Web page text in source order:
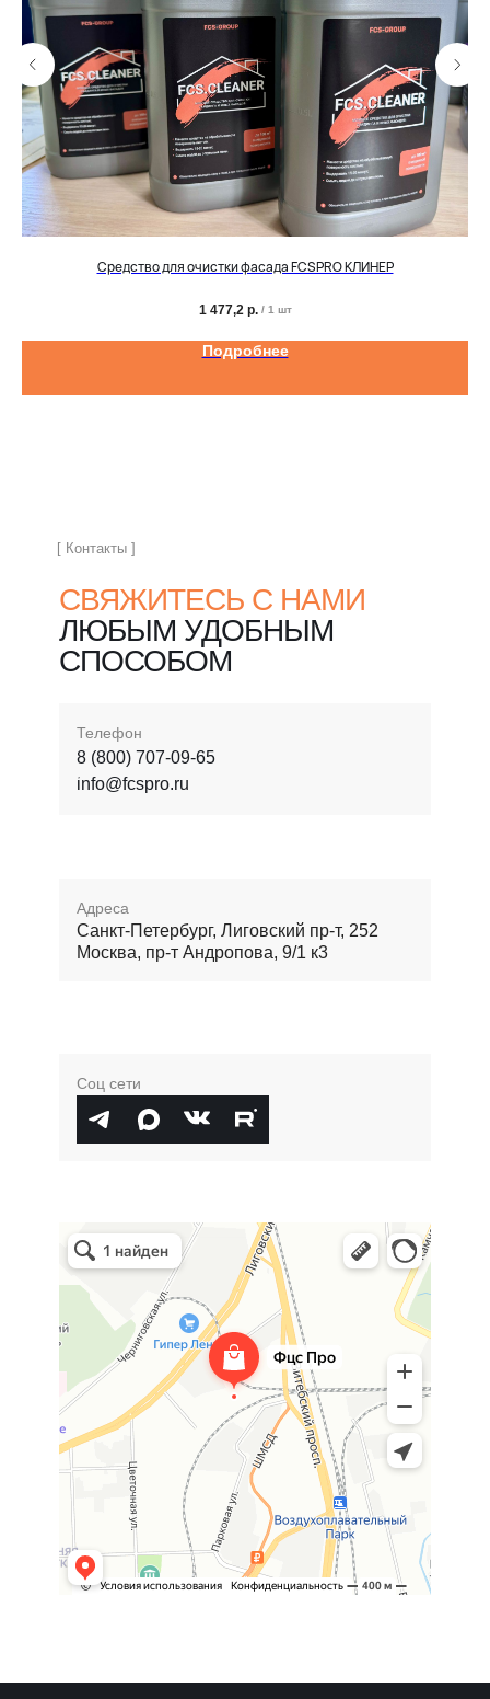
Средство для очистки фасада FCSPRO КЛИНЕР
1 477,2 р. / 1 шт
Подробнее
Соц сети
Адреса
Санкт-Петербург, Лиговский пр-т, 252
Москва, пр-т Андропова, 9/1 к3
Телефон
8 (800) 707-09-65
info@fcspro.ru
СВЯЖИТЕСЬ С НАМИ
ЛЮБЫМ УДОБНЫМ
СПОСОБОМ
[ Контакты ]